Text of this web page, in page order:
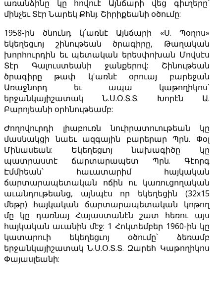
առանձինը կը հովուէ Այնճարի վեց գիւղերը՝
մինչեւ Տէր Նարեկ Քհնյ. Շիրիքեանի օծումը:
1958-ին ծնունդ կ՛առնէ Այնճարի «Ս. Պօղոս»
եկեղեցւոյ շինութեան ծրագիրը, Թաղական
խորհուրդին եւ պետական երեսփոխան Մովսէս
Տէր Գալուստեանի ջանքերով: Շինութեան
ծրագիրը թափ կ'առնէ օրուայ բարեջան
Առաջնորդ եւ ապա կաթողիկոս՝
երջանկայիշատակ Ն.Ս.Օ.Տ.Տ. Խորէն Ա.
Բարոյեանի օրհնութեամբ:
Ժողովուրդի լիաբուռն նուիրատուութեան կը
մասնակցի նաեւ ազգային բարերար Պրն. Փօլ
Մինասեան: Եկեղեցւոյ նախագիծը կը
պատրաստէ ճարտարապետ Պրն. Գէորգ
Էմմիեան՝ հաւատարիմ հայկական
ճարտարապետական ոճին ու կառուցողական
աւանդութեանց, այնպէս որ եկեղեցին (32x15
մեթր) հայկական ճարտարապետական կոթող
մը կը դառնայ Հայաստանէն շատ հեռու այս
հայկական աւանին մէջ: 1 Հոկտեմբեր 1960-ին կը
կատարուի եկեղեցւոյ օծումը՝ ձեռամբ
երջանկայիշատակ Ն.Ս.Օ.Տ.Տ. Զարեհ Կաթողիկոս
Փայասլեանի: